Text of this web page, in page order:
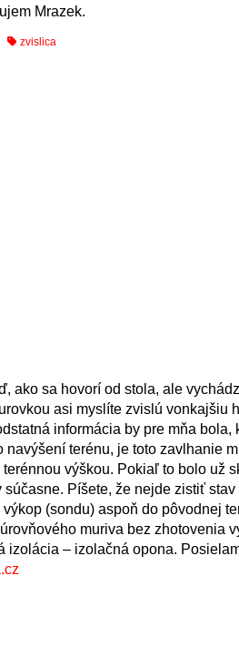
Mrazek.
zvislica
ako sa hovorí od stola, ale
asi myslíte zvislú vonkajšiu
informácia by pre mňa
terénu, je toto zavlhanie
výškou. Pokiaľ to bolo už
Píšete, že nejde zistiť
(sondu) aspoň do pôvodnej
muriva bez zhotovenia
izolácia – izolačná opona.